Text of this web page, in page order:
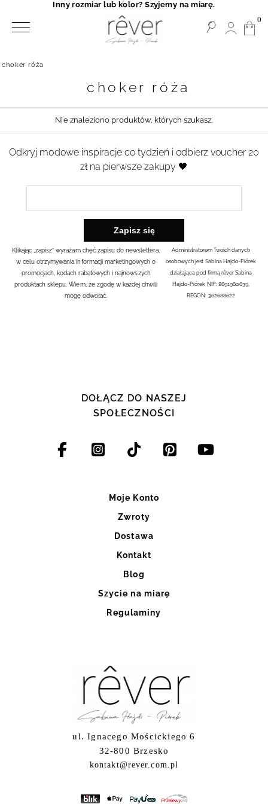
choker róża
choker róża
Nie znaleziono produktów, których szukasz.
Odkryj modowe inspiracje co tydzień i odbierz voucher 20
zł na pierwsze zakupy 🖤
Klikając „zapisz” wyrażam chęć zapisu do newslettera,
w celu otrzymywania informacji marketingowych o
promocjach, kodach rabatowych i najnowszych
produktach sklepu. Wiem, że zgodę w każdej chwili
mogę odwołać.
Administratorem Twoich danych
osobowych jest Sabina Hajdo-Piórek
działająca pod firmą rêver Sabina
Hajdo-Piórek NIP: 8691960639,
REGON: 362688622
DOŁĄCZ DO NASZEJ
SPOŁECZNOŚCI
Moje Konto
Zwroty
Dostawa
Kontakt
Blog
Szycie na miarę
Regulaminy
ul. Ignacego Mościckiego 6
32-800 Brzesko
kontakt@rever.com.pl
0
Inny rozmiar lub kolor? Szyjemy na miarę.